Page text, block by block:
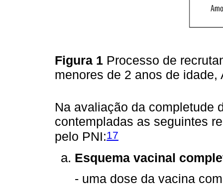
Figura 1 Processo de
menores de 2 anos de
Na avaliação da completude
contempladas as seguintes
pelo PNI:17
Esquema vacinal
- uma dose da vacina